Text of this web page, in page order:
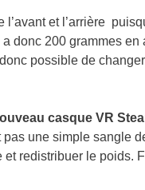
et l’arrière
donc 200 grammes
possible de
casque VR
pas une simple sangle
redistribuer le poids.